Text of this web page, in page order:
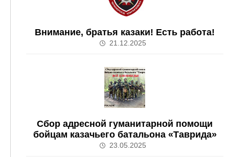
Внимание, братья казаки! Есть работа!
21.12.2025
Сбор адресной гуманитарной помощи
бойцам казачьего батальона «Таврида»
23.05.2025